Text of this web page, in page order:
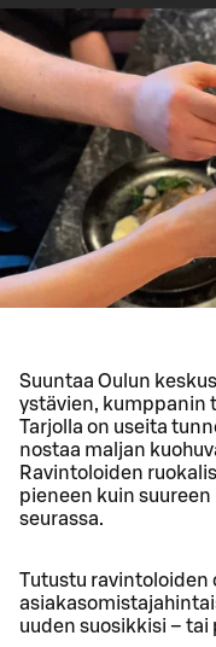
Suuntaa Oulun
ystävien, kumppanin
Tarjolla on useita
nostaa maljan
Ravintoloiden
pieneen kuin
seurassa.
Tutustu ravintoloiden
uuden suosikkisi –